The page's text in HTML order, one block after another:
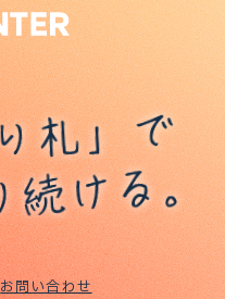
お問い合わせ